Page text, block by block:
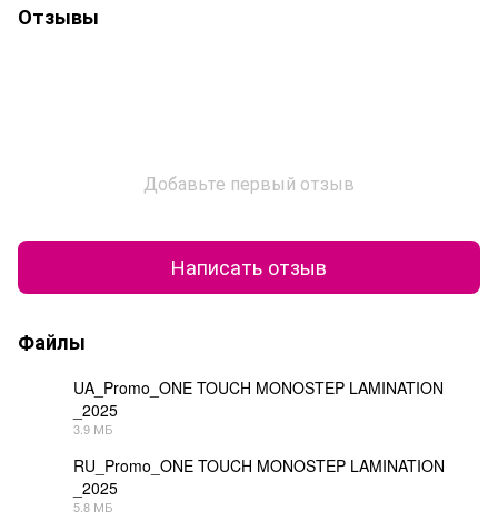
Отзывы
Добавьте первый отзыв
Написать отзыв
Файлы
UA_Promo_ONE TOUCH MONOSTEP LAMINATION
_2025
3.9 МБ
RU_Promo_ONE TOUCH MONOSTEP LAMINATION
_2025
5.8 МБ